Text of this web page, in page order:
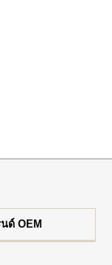
ด์ OEM